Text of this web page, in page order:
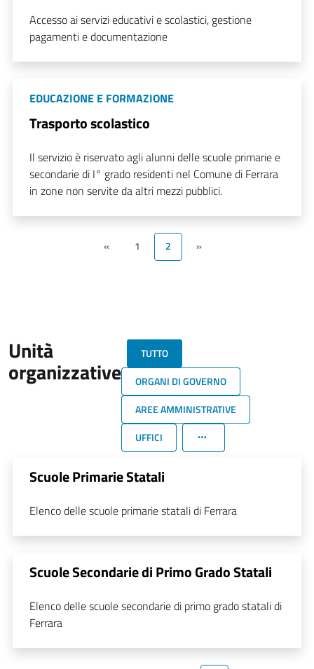
Accesso ai servizi educativi e scolastici, gestione
pagamenti e documentazione
EDUCAZIONE E FORMAZIONE
Trasporto scolastico
Il servizio è riservato agli alunni delle scuole primarie e
secondarie di I° grado residenti nel Comune di Ferrara
in zone non servite da altri mezzi pubblici.
« 1 2 »
Unità
organizzative
TUTTO
ORGANI DI GOVERNO
AREE AMMINISTRATIVE
UFFICI
Scuole Primarie Statali
Elenco delle scuole primarie statali di Ferrara
Scuole Secondarie di Primo Grado Statali
Elenco delle scuole secondarie di primo grado statali di
Ferrara